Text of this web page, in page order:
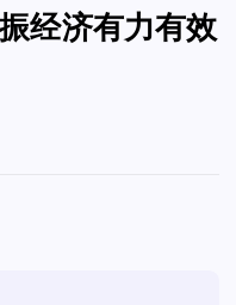
经济有力有效